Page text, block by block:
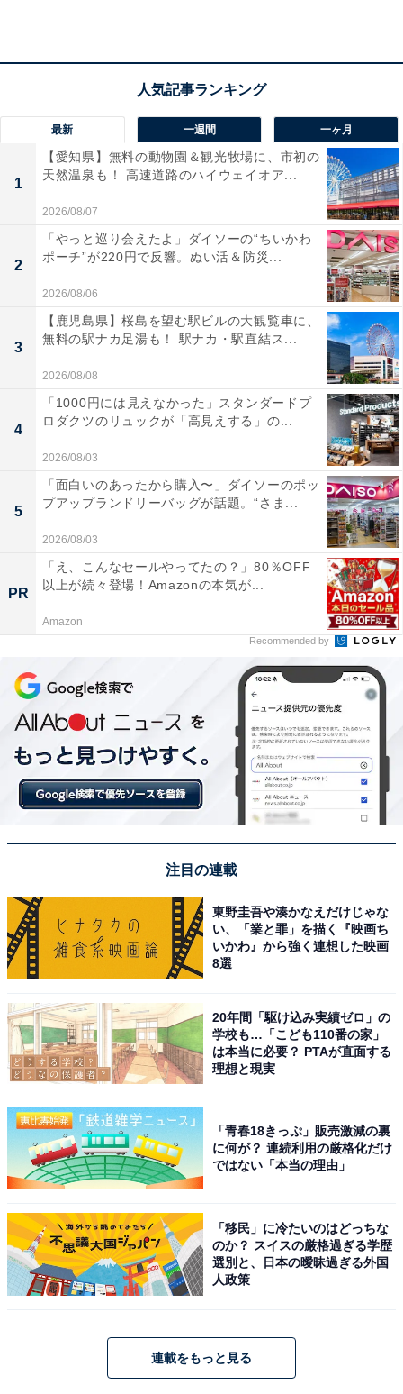
※大人（中学生以上）の料金。9:00〜12:00受付の「安庵
割引タイム」あり。
平日：700円
土・日・祝：800円
宿泊可否
宿泊：不可
あわせて読みたい
【大阪府の人気スーパー銭湯】「天然温泉 平
野台の湯 安庵」は平日700円で楽しめる日替
わりチムジルバン・炭酸風呂と天然温泉が自
慢の施設
「ユートピア白玉温泉」は昭和38年創業の人気銭
「ユートピア白玉温泉」公式Webサイトより
昭和38年創業でリニューアルを経た人気銭湯です。10分
に一度のオートロウリュが楽しめる強力な「ボナサウ
ナ」と実用新案取得の「氷風呂」が最大の特徴で、高濃
ています。JR・京阪・地下鉄「京橋駅」から徒歩約10分
でアクセスでき、平日・土日祝ともに600円（サウナ利
用は別途300円）で利用できます。
AM6:00〜AM25:00 (翌1:00)
最新 一週間 一ヶ月
1
【愛知県】無料の動物園＆観光牧場に、市初の
天然温泉も！ 高速道路のハイウェイオア...
2026/08/07
2
「やっと巡り会えたよ」ダイソーの“ちいかわ
ポーチ”が220円で反響。ぬい活＆防災...
2026/08/06
3
【鹿児島県】桜島を望む駅ビルの大観覧車に、
無料の駅ナカ足湯も！ 駅ナカ・駅直結ス...
2026/08/08
4
「1000円には見えなかった」スタンダードプ
ロダクツのリュックが「高見えする」の...
2026/08/03
5
「面白いのあったから購入〜」ダイソーのポッ
プアップランドリーバッグが話題。“さま...
2026/08/03
PR
「え、こんなセールやってたの？」80％OFF
以上が続々登場！Amazonの本気が...
Amazon
Recommended by
注目の連載
東野圭吾や湊かなえだけじゃな
い、「業と罪」を描く『映画ち
いかわ』から強く連想した映画
8選
20年間「駆け込み実績ゼロ」の
学校も…「こども110番の家」
は本当に必要？ PTAが直面する
理想と現実
「青春18きっぷ」販売激減の裏
に何が？ 連続利用の厳格化だけ
ではない「本当の理由」
「移民」に冷たいのはどっちな
のか？ スイスの厳格過ぎる学歴
選別と、日本の曖昧過ぎる外国
人政策
連載をもっと見る